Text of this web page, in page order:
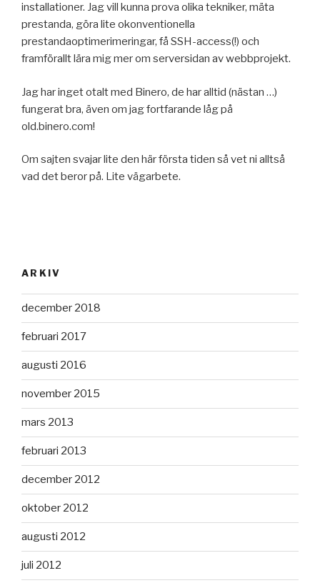
installationer. Jag vill kunna prova olika tekniker, mäta
prestanda, göra lite okonventionella
prestandaoptimerimeringar, få SSH-access(!) och
framförallt lära mig mer om serversidan av webbprojekt.
Jag har inget otalt med Binero, de har alltid (nästan …)
fungerat bra, även om jag fortfarande låg på
old.binero.com!
Om sajten svajar lite den här första tiden så vet ni alltså
vad det beror på. Lite vägarbete.
ARKIV
december 2018
februari 2017
augusti 2016
november 2015
mars 2013
februari 2013
december 2012
oktober 2012
augusti 2012
juli 2012